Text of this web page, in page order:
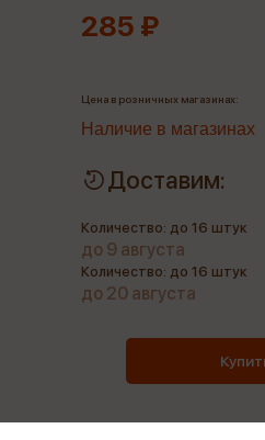
285 ₽
Цена в розничных магазинах:
Наличие в магазинах
Доставим:
Количество: до 16 штук
до 9 августа
Количество: до 16 штук
до 20 августа